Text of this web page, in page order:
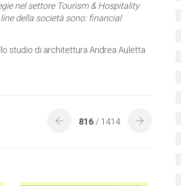
nel settore Tourism & Hospitality
della società sono: financial
studio di architettura Andrea Auletta
816 / 1414